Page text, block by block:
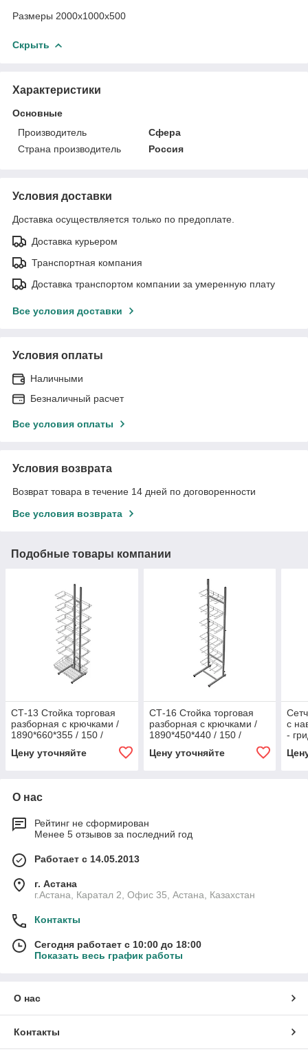
Размеры 2000x1000x500
Скрыть
Характеристики
Основные
Производитель
Сфера
Страна производитель
Россия
Условия доставки
Доставка осуществляется только по предоплате.
Доставка курьером
Транспортная компания
Доставка транспортом компании за умеренную плату
Все условия доставки
Условия оплаты
Наличными
Безналичный расчет
Все условия оплаты
Условия возврата
Возврат товара в течение 14 дней по договоренности
Все условия возврата
Подобные товары компании
СТ-13 Стойка торговая
разборная с крючками /
1890*660*355 / 150 /
1890*660*355- 150-
Цену уточняйте
СТ-16 Стойка торговая
разборная с крючками /
1890*450*440 / 150 /
1890*450*440- 150-
Цену уточняйте
с
-
О нас
Рейтинг не сформирован
Менее 5 отзывов за последний год
Работает с 14.05.2013
г. Астана
г.Астана, Каратал 2, Офис 35, Астана, Казахстан
Контакты
Сегодня работает с 10:00 до 18:00
Показать весь график работы
О нас
Контакты